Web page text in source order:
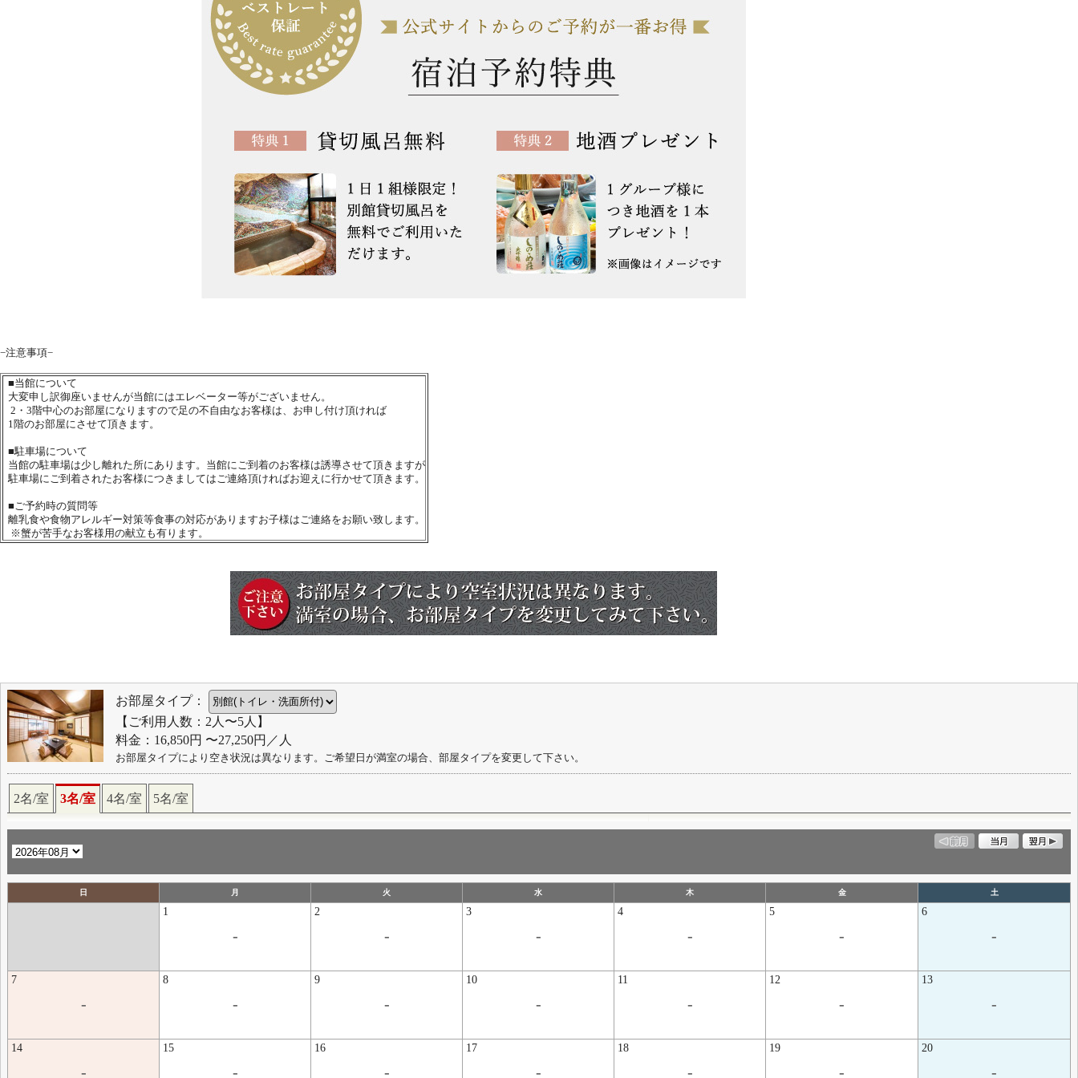
−注意事項−
■当館について
大変申し訳御座いませんが当館にはエレベーター等がございません。
2・3階中心のお部屋になりますので足の不自由なお客様は、お申し付け頂ければ
1階のお部屋にさせて頂きます。
■駐車場について
当館の駐車場は少し離れた所にあります。当館にご到着のお客様は誘導させて頂きますが
駐車場にご到着されたお客様につきましてはご連絡頂ければお迎えに行かせて頂きます。
■ご予約時の質問等
離乳食や食物アレルギー対策等食事の対応がありますお子様はご連絡をお願い致します。
※蟹が苦手なお客様用の献立も有ります。
お部屋タイプ：
【ご利用人数：2人〜5人】
料金：16,850円 〜27,250円／人
お部屋タイプにより空き状況は異なります。ご希望日が満室の場合、部屋タイプを変更して下さい。
2名/室 3名/室 4名/室 5名/室
日 月 火 水 木 金 土
1
-
2
-
3
-
4
-
5
-
6
-
7
-
8
-
9
-
10
-
11
-
12
-
13
-
14
-
15
-
16
-
17
-
18
-
19
-
20
-